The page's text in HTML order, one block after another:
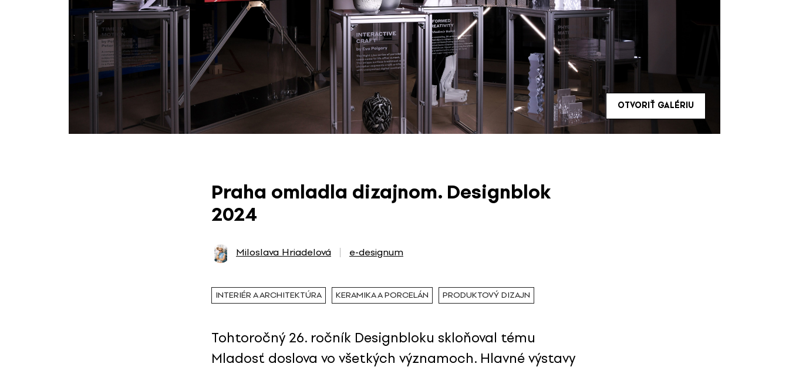
OTVORIŤ GALÉRIU
Praha omladla dizajnom. Designblok
2024
Miloslava Hriadelová e-designum
INTERIÉR A ARCHITEKTÚRA KERAMIKA A PORCELÁN PRODUKTOVÝ DIZAJN
Tohtoročný 26. ročník Designbloku skloňoval tému
Mladosť doslova vo všetkých významoch. Hlavné výstavy